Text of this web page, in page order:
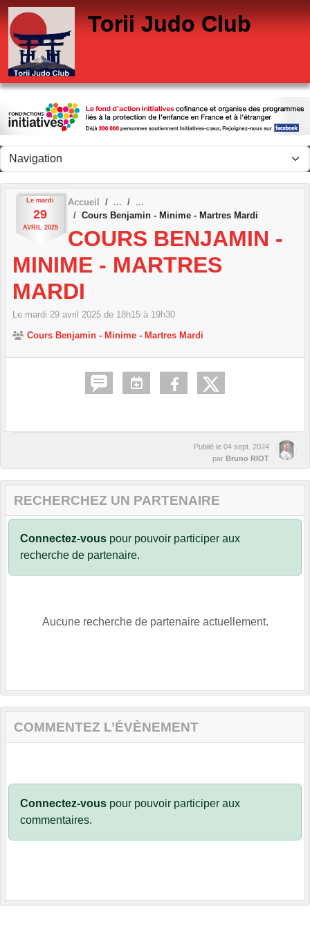
Torii Judo Club
Le mardi
29
AVRIL 2025
Accueil
Cours Benjamin - Minime - Martres Mardi
COURS BENJAMIN -
MINIME - MARTRES
MARDI
Le mardi 29 avril 2025 de 18h15 à 19h30
Cours Benjamin - Minime - Martres Mardi
Publié le 04 sept. 2024
par Bruno RIOT
RECHERCHEZ UN PARTENAIRE
Connectez-vous pour pouvoir participer aux
recherche de partenaire.
Aucune recherche de partenaire actuellement.
COMMENTEZ L’ÉVÈNEMENT
Connectez-vous pour pouvoir participer aux
commentaires.
Panneau de gestion des cookies